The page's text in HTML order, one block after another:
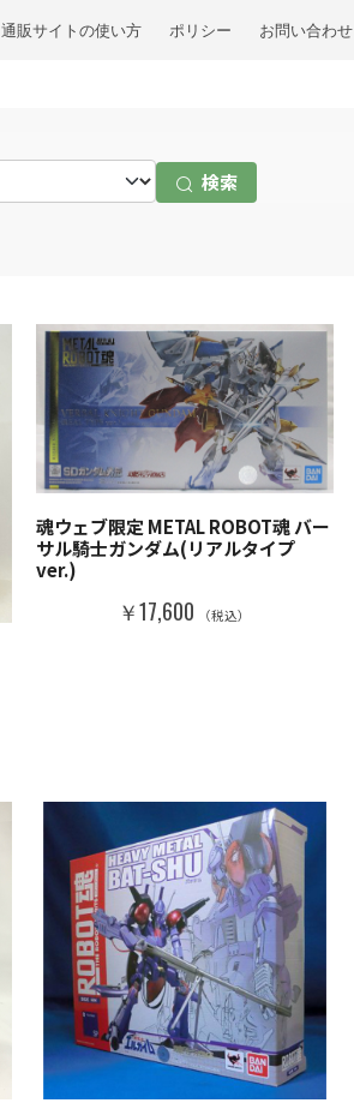
通販サイトの使い方 ポリシー お問い合わせ
検索
魂ウェブ限定 METAL ROBOT魂 バー
サル騎士ガンダム(リアルタイプ
ver.)
￥17,600 （税込）